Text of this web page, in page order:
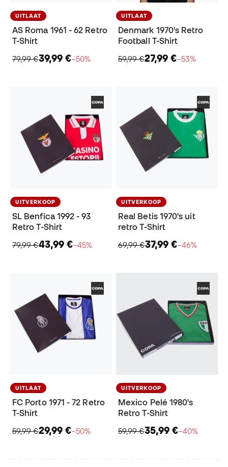
UITLAAT
AS Roma 1961 - 62 Retro
T-Shirt
79,99 €39,99 €−50%
UITLAAT
Denmark 1970's Retro
Football T-Shirt
59,99 €27,99 €−53%
UITVERKOOP
SL Benfica 1992 - 93
Retro T-Shirt
79,99 €43,99 €−45%
UITVERKOOP
Real Betis 1970's uit
retro T-Shirt
69,99 €37,99 €−46%
UITLAAT
FC Porto 1971 - 72 Retro
T-Shirt
59,99 €29,99 €−50%
UITVERKOOP
Mexico Pelé 1980's
Retro T-Shirt
59,99 €35,99 €−40%